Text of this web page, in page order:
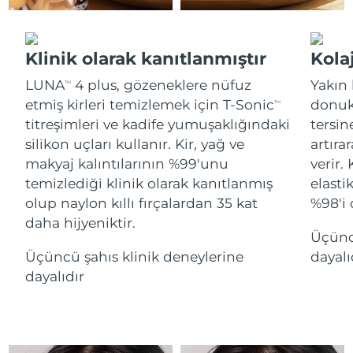
Klinik olarak kanıtlanmıştır
LUNATM
4 plus, gözeneklere nüfuz
etmiş kirleri temizlemek için T-SonicTM
titreşimleri ve kadife yumuşaklığındaki
silikon uçları kullanır. Kir, yağ ve
makyaj kalıntılarının %99'unu
temizlediği klinik olarak kanıtlanmış
olup naylon kıllı fırçalardan 35 kat
daha hijyeniktir.
Üçüncü şahıs klinik deneylerine
dayalıdır
verir.
%98'i
Japonya Tahmini teslim tarihi 1/2/2026
Jersey Tahmini teslim tarihi 3/2/2026
Kazakistan Tahmini teslim tarihi31/1/2026
Kuveyt Tahmini teslim tarihi 29/1/2026
Letonya Tahmini teslim tarihi 29/1/2026
30/1/2026
Litvanya